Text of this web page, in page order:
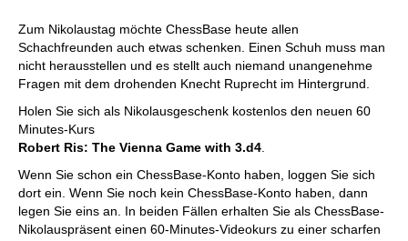
Zum Nikolaustag möchte ChessBase heute allen
Schachfreunden auch etwas schenken. Einen Schuh muss man
nicht herausstellen und es stellt auch niemand unangenehme
Fragen mit dem drohenden Knecht Ruprecht im Hintergrund.
Holen Sie sich als Nikolausgeschenk kostenlos den neuen 60
Minutes-Kurs
Robert Ris: The Vienna Game with 3.d4
Wenn Sie schon ein ChessBase-Konto haben, loggen Sie sich
dort ein. Wenn Sie noch kein ChessBase-Konto haben, dann
legen Sie eins an. In beiden Fällen erhalten Sie als ChessBase-
Nikolauspräsent einen 60-Minutes-Videokurs zu einer scharfen